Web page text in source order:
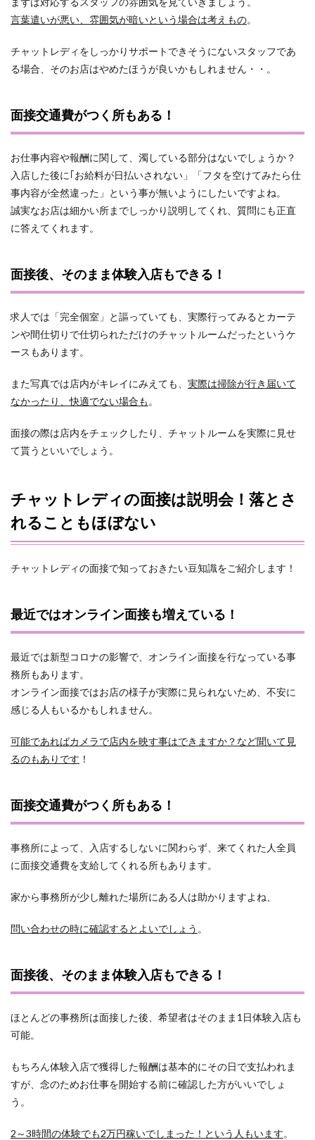
言葉遣いが悪い、雰囲気が暗いという場合は考えもの。
チャットレディをしっかりサポートできそうにないスタッフであ
る場合、そのお店はやめたほうが良いかもしれません・・。
面接交通費がつく所もある！
お仕事内容や報酬に関して、濁している部分はないでしょうか？
入店した後に｢お給料が日払いされない」「フタを空けてみたら仕
事内容が全然違った」という事が無いようにしたいですよね。
誠実なお店は細かい所までしっかり説明してくれ、質問にも正直
に答えてくれます。
面接後、そのまま体験入店もできる！
求人では「完全個室」と謳っていても、実際行ってみるとカーテ
ンや間仕切りで仕切られただけのチャットルームだったというケ
ースもあります。
また写真では店内がキレイにみえても、 実際は掃除が行き届いて
なかったり、快適でない場合も 。
面接の際は店内をチェックしたり、チャットルームを実際に見せ
て貰うといいでしょう。
チャットレディの面接は説明会！落とさ
れることもほぼない
チャットレディの面接で知っておきたい豆知識をご紹介します！
最近ではオンライン面接も増えている！
最近では新型コロナの影響で、オンライン面接を行なっている事
務所もあります。
オンライン面接ではお店の様子が実際に見られないため、不安に
感じる人もいるかもしれません。
可能であればカメラで店内を映す事はできますか？など聞いて見
るのもありです ！
面接交通費がつく所もある！
事務所によって、入店するしないに関わらず、来てくれた人全員
に面接交通費を支給してくれる所もあります。
家から事務所が少し離れた場所にある人は助かりますよね、
問い合わせの時に確認するとよいでしょう 。
面接後、そのまま体験入店もできる！
ほとんどの事務所は面接した後、希望者はそのまま1日体験入店も
可能。
もちろん体験入店で獲得した報酬は基本的にその日で支払われま
すが、念のためお仕事を開始する前に確認した方がいいでしょ
う。
2～3時間の体験でも2万円稼いでしまった！という人もいます。